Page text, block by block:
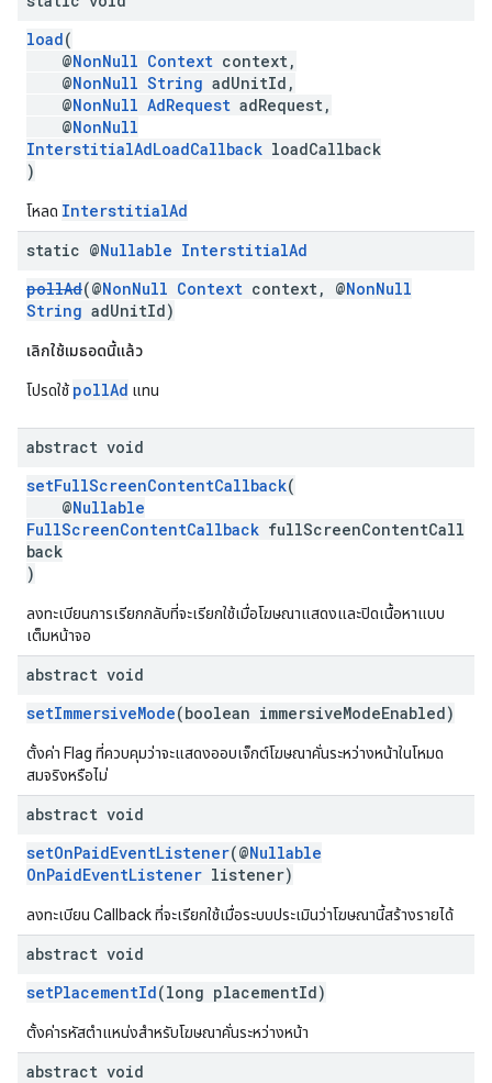
load(
@NonNull Context context,
@NonNull String adUnitId,
@NonNull AdRequest adRequest,
@NonNull
InterstitialAdLoadCallback loadCallback
)
โหลด InterstitialAd
static @Nullable InterstitialAd
pollAd(@NonNull Context context, @NonNull
String adUnitId)
เลิกใช้เมธอดนี้แล้ว
โปรดใช้ pollAd แทน
abstract void
setFullScreenContentCallback(
@Nullable
FullScreenContentCallback fullScreenContentCall
back
)
ลงทะเบียนการเรียกกลับที่จะเรียกใช้เมื่อโฆษณาแสดงและปิดเนื้อหาแบบ
เต็มหน้าจอ
abstract void
setImmersiveMode(boolean immersiveModeEnabled)
ตั้งค่า Flag ที่ควบคุมว่าจะแสดงออบเจ็กต์โฆษณาคั่นระหว่างหน้าในโหมด
สมจริงหรือไม่
abstract void
setOnPaidEventListener(@Nullable
OnPaidEventListener listener)
ลงทะเบียน Callback ที่จะเรียกใช้เมื่อระบบประเมินว่าโฆษณานี้สร้างรายได้
abstract void
setPlacementId(long placementId)
ตั้งค่ารหัสตําแหน่งสําหรับโฆษณาคั่นระหว่างหน้า
abstract void